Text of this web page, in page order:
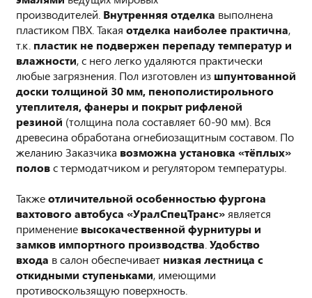
производителей. Внутренняя отделка выполнена
пластиком ПВХ. Такая отделка наиболее практична,
т.к. пластик не подвержен перепаду температур и
влажности, с него легко удаляются практически
любые загрязнения. Пол изготовлен из шпунтованной
доски толщиной 30 мм, пенополистирольного
утеплителя, фанеры и покрыт рифленой
резиной (толщина пола составляет 60-90 мм). Вся
древесина обработана огнебиозащитным составом. По
желанию Заказчика возможна установка «тёплых»
половс термодатчиком и регулятором температуры.
Такжеотличительной особенностью фургона
вахтового автобуса «УралСпецТранс» является
применение высокачественной фурнитуры и
замков импортного производства Удобство
входа в салон обеспечивает низкая лестница с
откидными ступеньками, имеющими
противоскользящую поверхность.